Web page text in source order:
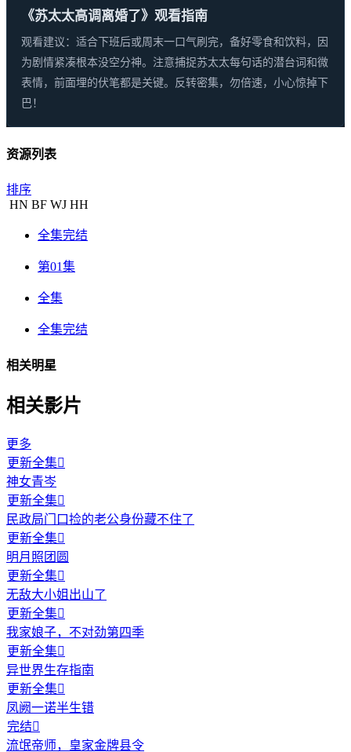
《苏太太高调离婚了》观看指南
观看建议：适合下班后或周末一口气刷完，备好零食和饮料，因
为剧情紧凑根本没空分神。注意捕捉苏太太每句话的潜台词和微
表情，前面埋的伏笔都是关键。反转密集，勿倍速，小心惊掉下
巴！
资源列表
排序
HN BF WJ HH
全集完结
第01集
全集
全集完结
相关明星
相关影片
更多
更新全集
神女青岑
更新全集
民政局门口捡的老公身份藏不住了
更新全集
明月照团圆
更新全集
无敌大小姐出山了
更新全集
我家娘子，不对劲第四季
更新全集
异世界生存指南
更新全集
凤阙一诺半生错
完结
流氓帝师，皇家金牌县令